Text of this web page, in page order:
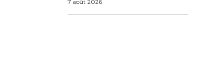
7 août 2026